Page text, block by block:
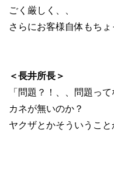
ごく厳しく、、
さらにお客様自体もちょ
＜長井所長＞
「問題？！、、問題って
カネが無いのか？
ヤクザとかそういうこと